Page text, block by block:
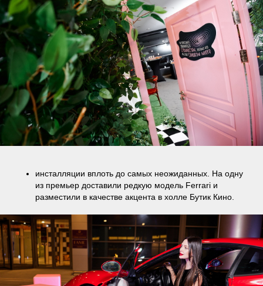
инсталляции вплоть до самых неожиданных. На одну
из премьер доставили редкую модель Ferrari и
разместили в качестве акцента в холле Бутик Кино.